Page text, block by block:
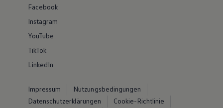
Facebook
Instagram
YouTube
TikTok
LinkedIn
Impressum
Nutzungsbedingungen
Datenschutzerklärungen
Cookie-Richtlinie